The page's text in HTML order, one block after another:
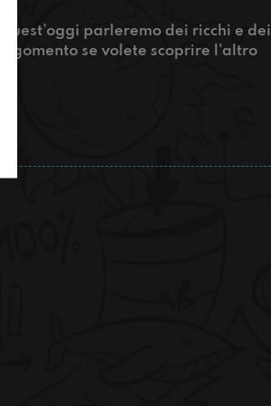
parleremo dei ricchi e dei
se volete scoprire l'altro